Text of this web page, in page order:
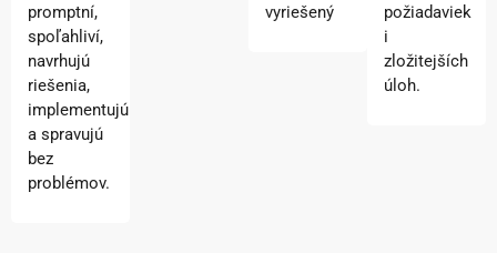
promptní,
spoľahliví,
navrhujú
riešenia,
implementujú
a spravujú
bez
problémov.
vyriešený
požiadaviek
i
zložitejších
úloh.